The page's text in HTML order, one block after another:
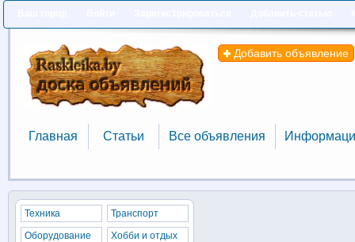
Добавить объявление
Главная
Главная
Статьи
Статьи
Все объявления
Все объявления
Техника
Транспорт
Оборудование
Хобби и отдых